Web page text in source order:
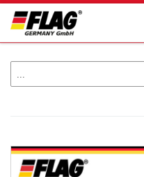
Zum Inhalt springen